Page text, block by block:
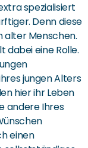
spezialisiert
Denn diese
alter Menschen.
dabei eine Rolle.
jungen Alters
hier ihr Leben
andere Ihres
einen